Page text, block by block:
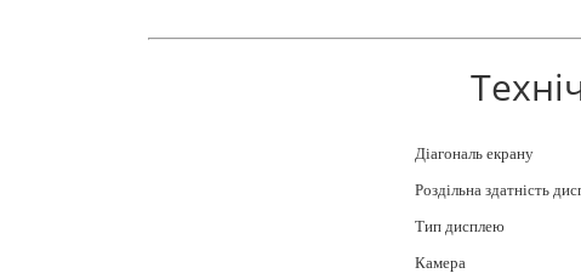
Діагональ екрану
Роздільна здатність
Тип дисплею
Камера